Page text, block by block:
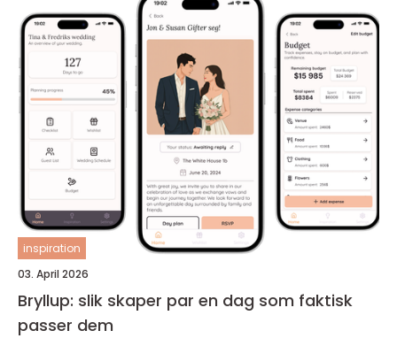
inspiration
03. April 2026
Bryllup: slik skaper par en dag som faktisk
passer dem